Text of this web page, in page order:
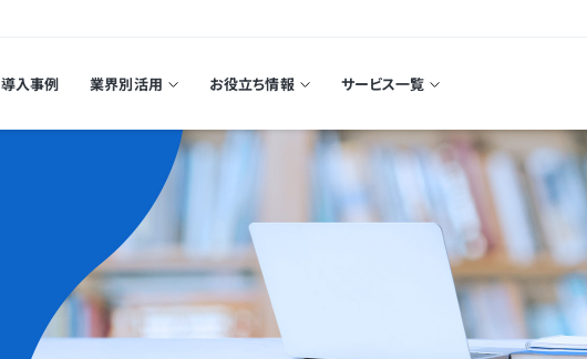
導入事例 業界別活用 お役立ち情報 サービス一覧